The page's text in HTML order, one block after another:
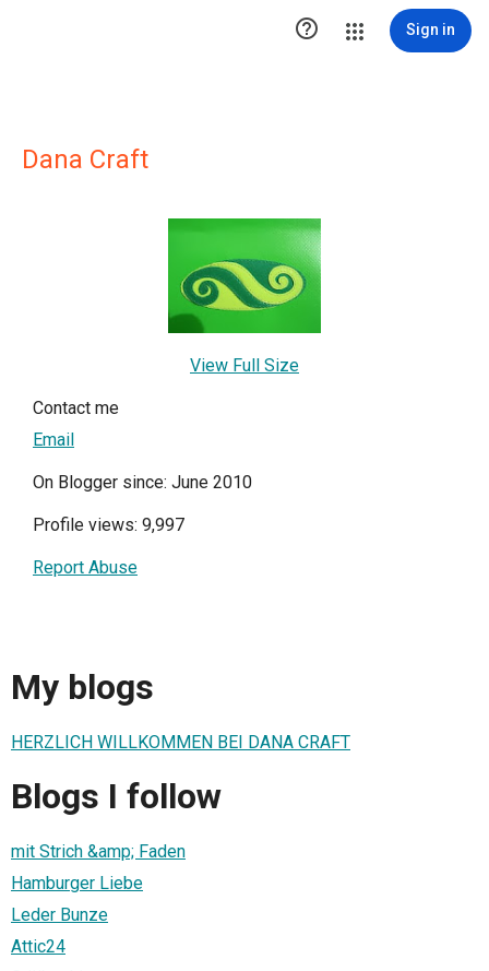
 Sign in
Dana Craft
View Full Size
Contact me
Email
On Blogger since: June 2010
Profile views: 9,997
Report Abuse
My blogs
HERZLICH WILLKOMMEN BEI DANA CRAFT
Blogs I follow
mit Strich &amp; Faden
Hamburger Liebe
Leder Bunze
Attic24